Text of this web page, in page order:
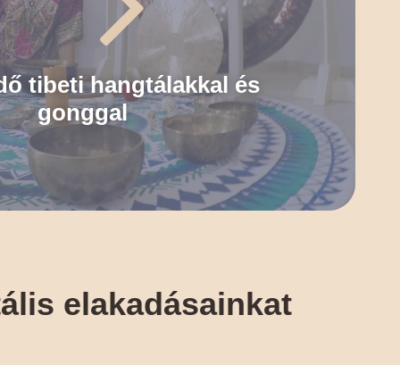
tibeti hangtálakkal és
gonggal
elakadásainkat